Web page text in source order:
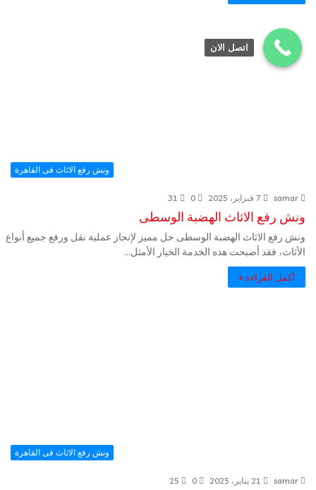
ونش رفع الاثاث فى القاهرة
samar 7 فبراير، 2025 0
31
ونش رفع الاثاث الهضبة الوسطى
ونش رفع الاثاث الهضبة الوسطى حل مميز لإنجاز عملية نقل ورفع جميع أنواع
الأثاث، فقد أصبحت هذه الخدمة الخيار الأمثل…
أكمل القراءة »
ونش رفع الاثاث فى القاهرة
samar 21 يناير، 2025 0
25
اتصل الان